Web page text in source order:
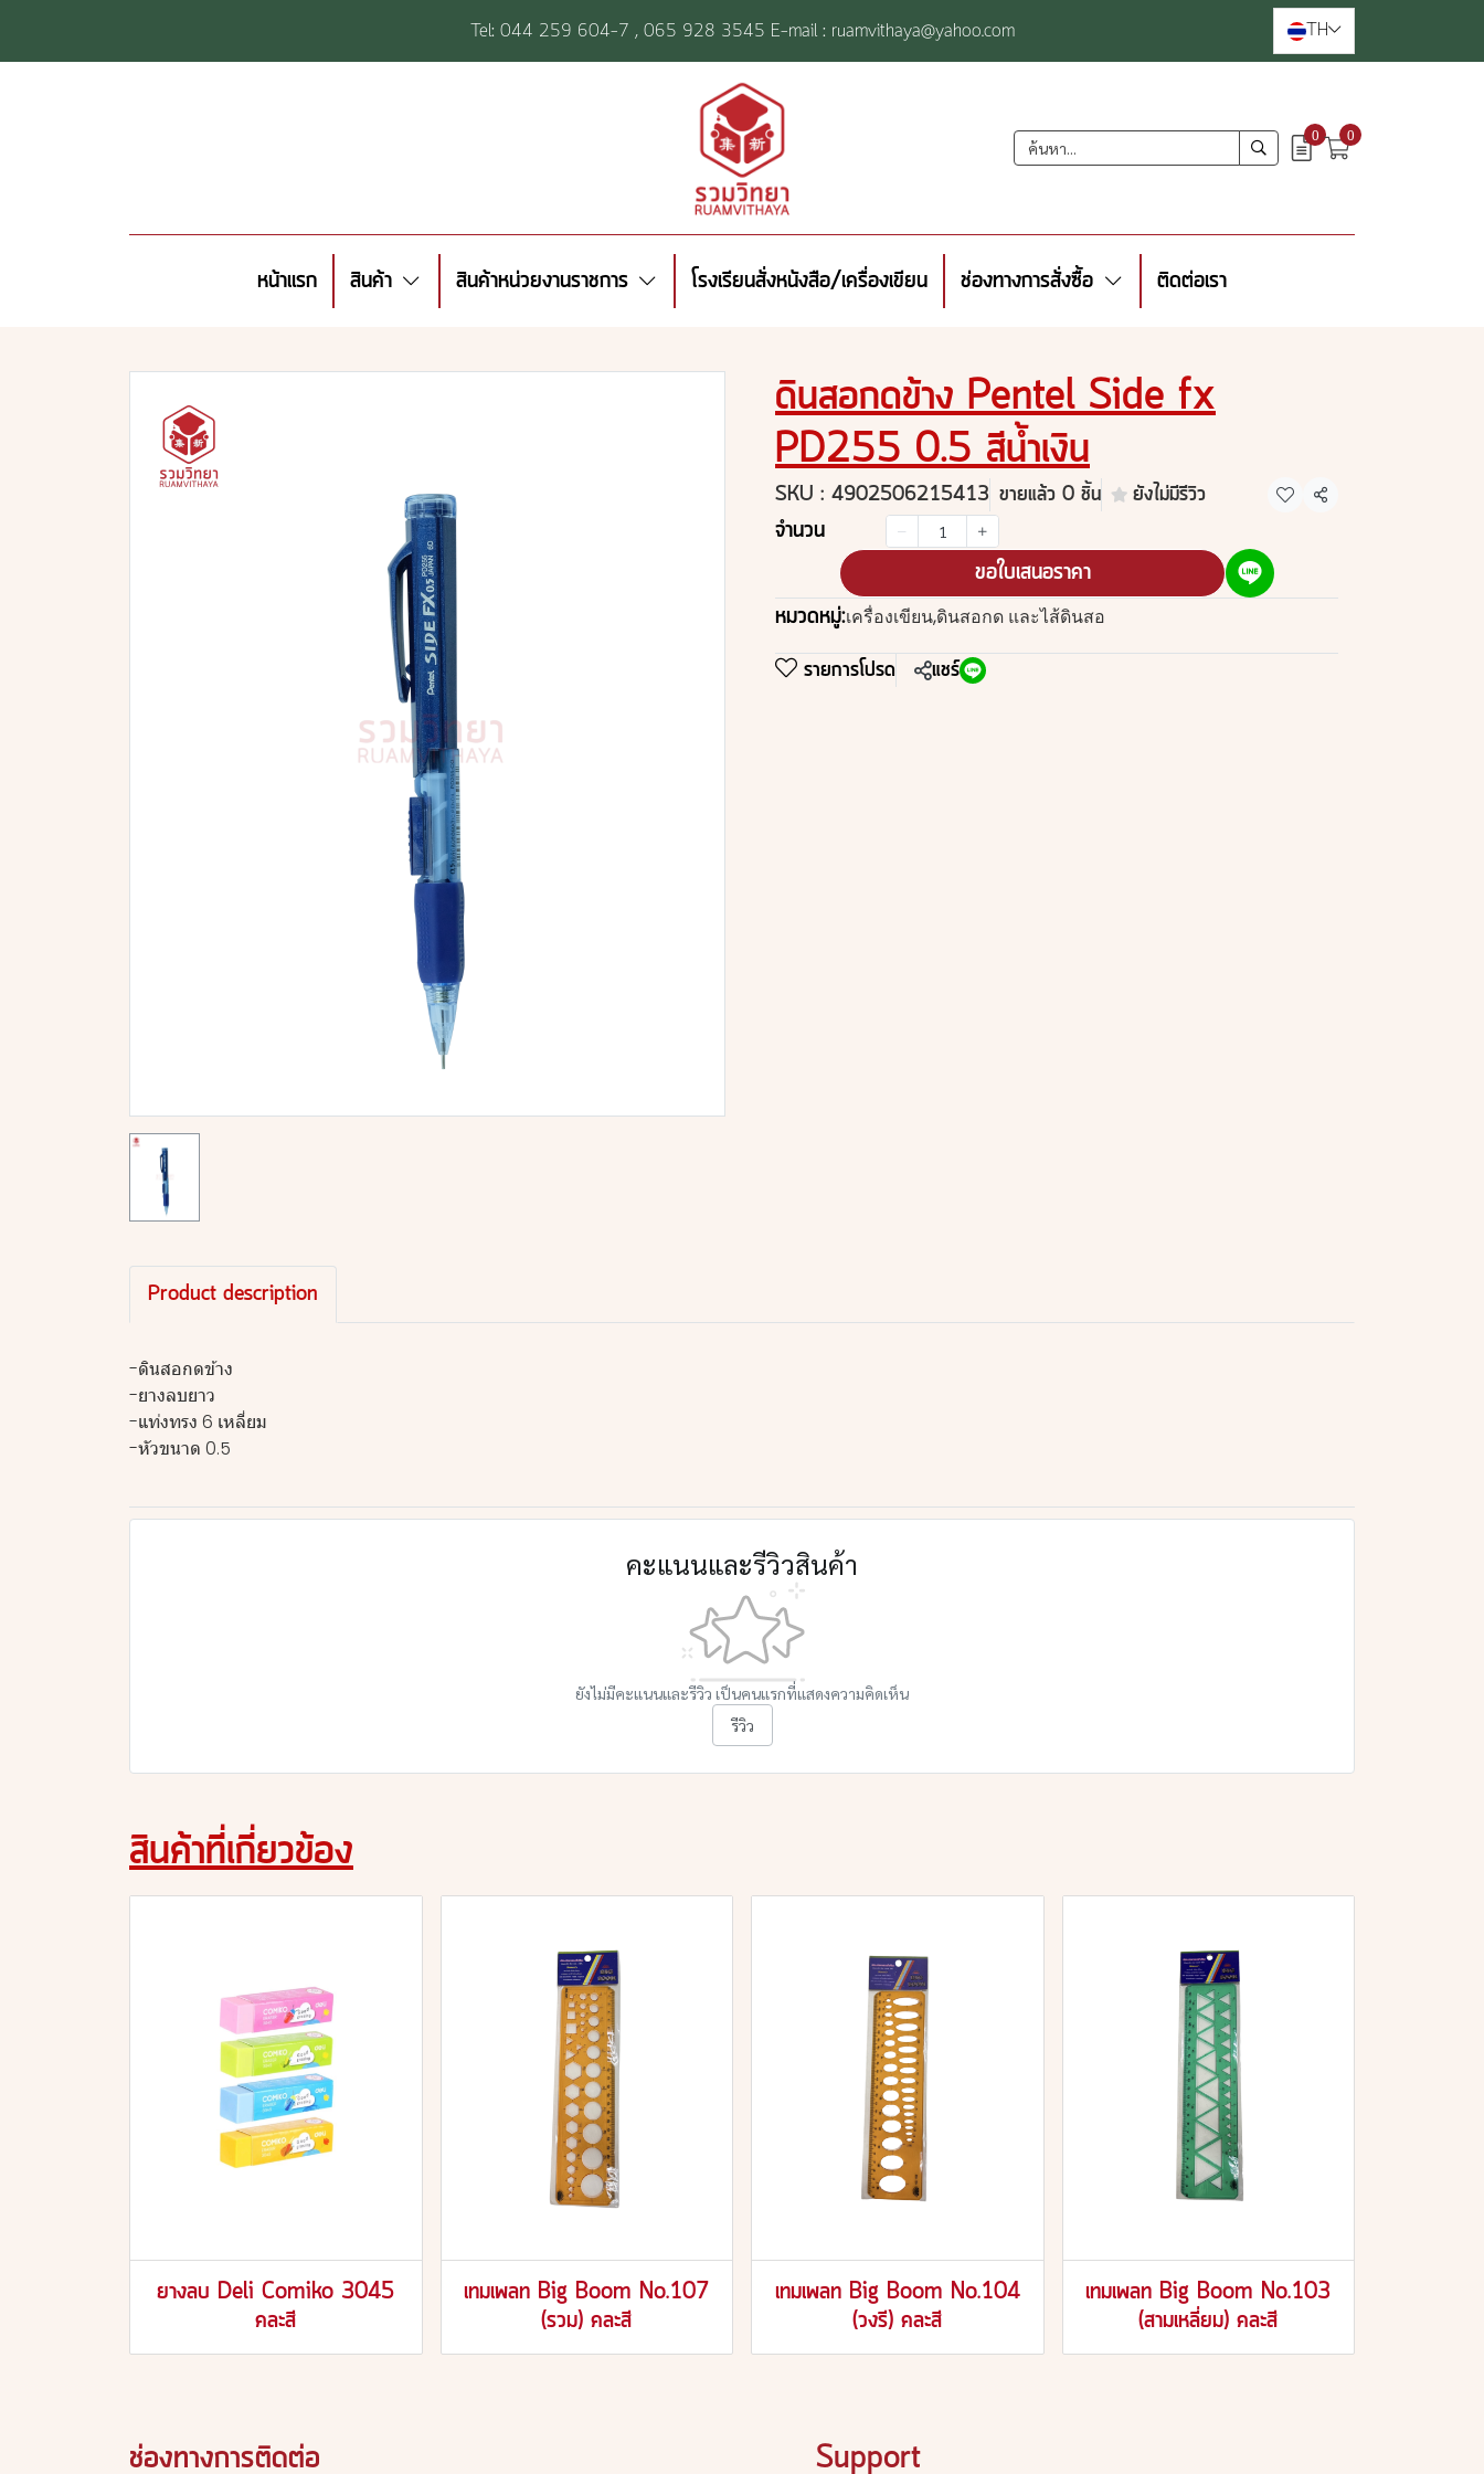
Tel: 044 259 604-7 ,065 928 3545 E-mail : ruamvithaya@yahoo.com TH
0 0
หน้าแรก สินค้า สินค้าหน่วยงานราชการ โรงเรียนสั่งหนังสือ/เครื่องเขียน ช่องทางการสั่งซื้อ ติดต่อเรา
ดินสอกดข้าง Pentel Side fx
PD255 0.5 สีน้ำเงิน
SKU : 4902506215413 ขายแล้ว 0 ชิ้น ยังไม่มีรีวิว
แชร์
จำนวน
ขอใบเสนอราคา
หมวดหมู่:เครื่องเขียน,ดินสอกด และไส้ดินสอ
รายการโปรด แชร์
Product description
-ดินสอกดข้าง
-ยางลบยาว
-แท่งทรง 6 เหลี่ยม
-หัวขนาด 0.5
คะแนนและรีวิวสินค้า
ยังไม่มีคะแนนและรีวิว เป็นคนแรกที่แสดงความคิดเห็น
รีวิว
สินค้าที่เกี่ยวข้อง
ยางลบ Deli Comiko 3045
คละสี
เทมเพลท Big Boom No.107
(รวม) คละสี
เทมเพลท Big Boom No.104
(วงรี) คละสี
เทมเพลท Big Boom No.103
(สามเหลี่ยม) คละสี
ช่องทางการติดต่อ Support